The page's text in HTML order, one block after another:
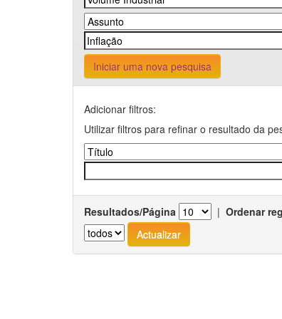
Iniciar uma nova pesquisa
Adicionar filtros:
Utilizar filtros para refinar o resultado da
Resultados/Página | Ordenar